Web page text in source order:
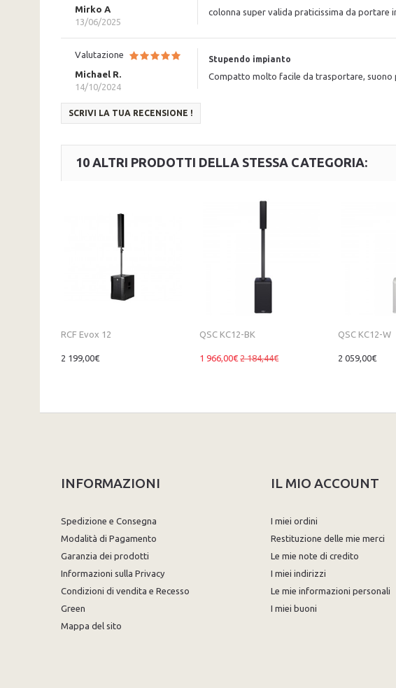
Mirko A
13/06/2025
colonna super valida praticissima da portare
Valutazione
Michael R.
14/10/2024
Stupendo impianto
Compatto molto facile da trasportare, suono
SCRIVI LA TUA RECENSIONE !
10 ALTRI PRODOTTI DELLA STESSA CATEGORIA:
RCF Evox 12
2 199,00€
QSC KC12-BK
1 966,00€ 2 184,44€
QSC KC12-W
2 059,00€
INFORMAZIONI
Spedizione e Consegna
Modalità di Pagamento
Garanzia dei prodotti
Informazioni sulla Privacy
Condizioni di vendita e Recesso
Green
Mappa del sito
IL MIO ACCOUNT
I miei ordini
Restituzione delle mie merci
Le mie note di credito
I miei indirizzi
Le mie informazioni personali
I miei buoni